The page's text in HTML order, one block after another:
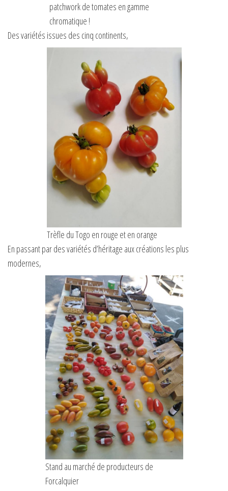
patchwork de tomates en gamme
chromatique !
Des variétés issues des cinq continents,
Trèfle du Togo en rouge et en orange
En passant par des variétés d’héritage aux créations les plus
modernes,
Stand au marché de producteurs de
Forcalquier